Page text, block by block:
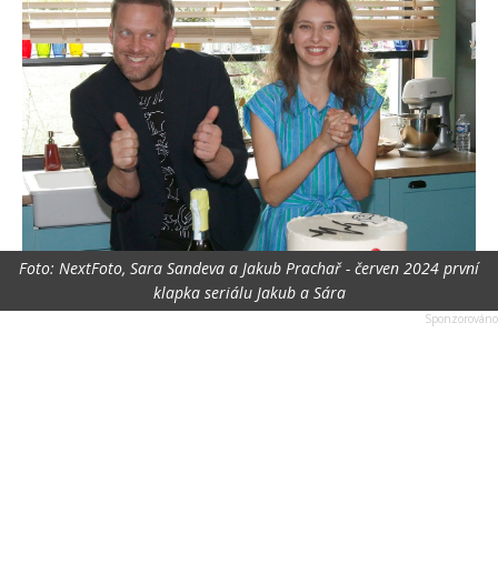
Foto: NextFoto, Sara Sandeva a Jakub Prachař - červen 2024 první
klapka seriálu Jakub a Sára